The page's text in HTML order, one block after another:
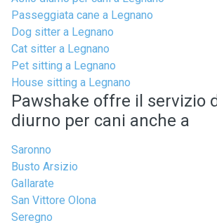
Passeggiata cane a Legnano
Dog sitter a Legnano
Cat sitter a Legnano
Pet sitting a Legnano
House sitting a Legnano
Pawshake offre il servizio
diurno per cani anche a
Saronno
Busto Arsizio
Gallarate
San Vittore Olona
Seregno